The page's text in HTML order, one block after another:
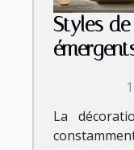
Styles
La